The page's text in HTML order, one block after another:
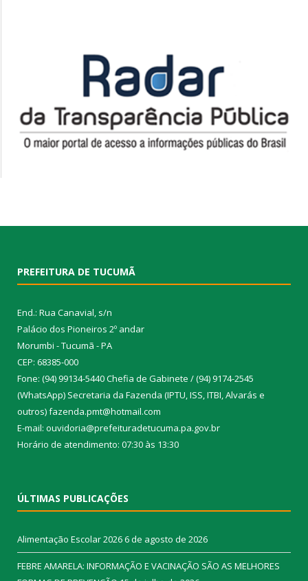
PREFEITURA DE TUCUMÃ
End.: Rua Canavial, s/n
Palácio dos Pioneiros 2º andar
Morumbi - Tucumã - PA
CEP: 68385-000
Fone: (94) 99134-5440 Chefia de Gabinete / (94) 9174-2545
(WhatsApp) Secretaria da Fazenda (IPTU, ISS, ITBI, Alvarás e
outros) fazenda.pmt@hotmail.com
E-mail: ouvidoria@prefeituradetucuma.pa.gov.br
Horário de atendimento: 07:30 às 13:30
ÚLTIMAS PUBLICAÇÕES
Alimentação Escolar 20266 de agosto de 2026
FEBRE AMARELA: INFORMAÇÃO E VACINAÇÃO SÃO AS MELHORES